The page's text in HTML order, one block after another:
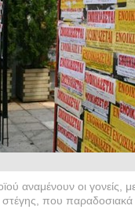
αναμένουν οι γονείς,
στέγης, που